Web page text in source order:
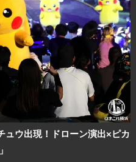
ュウ出現！ドローン演出×ピカ